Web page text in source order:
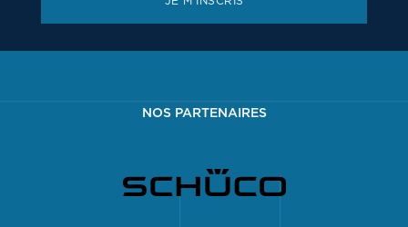
NOS PARTENAIRES